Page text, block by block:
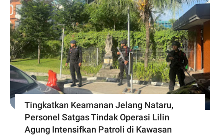
Tingkatkan Keamanan Jelang Nataru,
Personel Satgas Tindak Operasi Lilin
Agung Intensifkan Patroli di Kawasan